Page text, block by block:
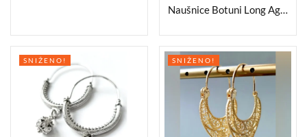
Naušnice Botuni Long Ag Oxidize
SNIŽENO! SNIŽENO!